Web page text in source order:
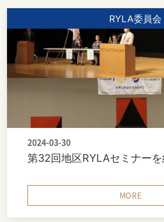
RYLA委員会
2024-03-30
第32回地区RYLAセミナーを
MORE